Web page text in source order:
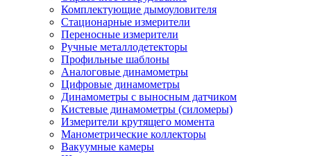
Комплектующие дымоуловителя
Стационарные измерители
Переносные измерители
Ручные металлодетекторы
Профильные шаблоны
Аналоговые динамометры
Цифровые динамометры
Динамометры с выносным датчиком
Кистевые динамометры (силомеры)
Измерители крутящего момента
Манометрические коллекторы
Вакуумные камеры